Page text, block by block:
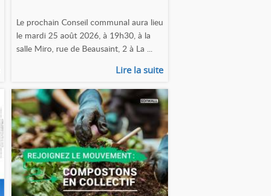
Le prochain Conseil communal aura lieu
le mardi 25 août 2026, à 19h30, à la
salle Miro, rue de Beausaint, 2 à La ...
Lire la suite